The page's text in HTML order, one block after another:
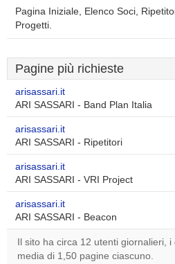
Pagina Iniziale, Elenco Soci,
Progetti.
Pagine più richieste
arisassari.it
ARI SASSARI - Band Plan Italia
arisassari.it
ARI SASSARI - Ripetitori
arisassari.it
ARI SASSARI - VRI Project
arisassari.it
ARI SASSARI - Beacon
Il sito ha circa 12 utenti giornalieri,
media di 1,50 pagine ciascuno.